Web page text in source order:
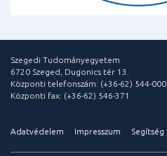
Szegedi Tudományegyetem
6720 Szeged, Dugonics tér 13.
Központi telefonszám: (+36-62) 544-000
Központi fax: (+36-62) 546-371
Adatvédelem Impresszum Segítség